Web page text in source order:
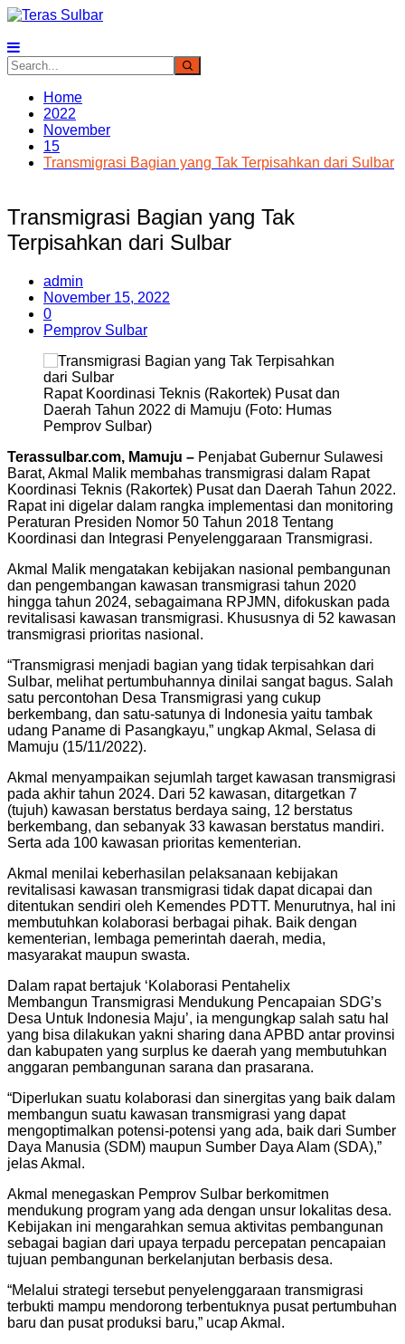
Skip
content
Home
2022
November
15
Transmigrasi Bagian yang Tak Terpisahkan dari Sulbar
Transmigrasi Bagian yang Tak
Terpisahkan dari Sulbar
admin
November 15, 2022
0
Pemprov Sulbar
Rapat Koordinasi Teknis (Rakortek) Pusat dan
Daerah Tahun 2022 di Mamuju (Foto: Humas
Pemprov Sulbar)
Terassulbar.com, Mamuju – Penjabat Gubernur Sulawesi
Barat, Akmal Malik membahas transmigrasi dalam Rapat
Koordinasi Teknis (Rakortek) Pusat dan Daerah Tahun 2022.
Rapat ini digelar dalam rangka implementasi dan monitoring
Peraturan Presiden Nomor 50 Tahun 2018 Tentang
Koordinasi dan Integrasi Penyelenggaraan Transmigrasi.
Akmal Malik mengatakan kebijakan nasional pembangunan
dan pengembangan kawasan transmigrasi tahun 2020
hingga tahun 2024, sebagaimana RPJMN, difokuskan pada
revitalisasi kawasan transmigrasi. Khususnya di 52 kawasan
transmigrasi prioritas nasional.
“Transmigrasi menjadi bagian yang tidak terpisahkan dari
Sulbar, melihat pertumbuhannya dinilai sangat bagus. Salah
satu percontohan Desa Transmigrasi yang cukup
berkembang, dan satu-satunya di Indonesia yaitu tambak
udang Paname di Pasangkayu,” ungkap Akmal, Selasa di
Mamuju (15/11/2022).
Akmal menyampaikan sejumlah target kawasan transmigrasi
pada akhir tahun 2024. Dari 52 kawasan, ditargetkan 7
(tujuh) kawasan berstatus berdaya saing, 12 berstatus
berkembang, dan sebanyak 33 kawasan berstatus mandiri.
Serta ada 100 kawasan prioritas kementerian.
Akmal menilai keberhasilan pelaksanaan kebijakan
revitalisasi kawasan transmigrasi tidak dapat dicapai dan
ditentukan sendiri oleh Kemendes PDTT. Menurutnya, hal ini
membutuhkan kolaborasi berbagai pihak. Baik dengan
kementerian, lembaga pemerintah daerah, media,
masyarakat maupun swasta.
Dalam rapat bertajuk ‘Kolaborasi Pentahelix
Membangun Transmigrasi Mendukung Pencapaian SDG’s
Desa Untuk Indonesia Maju’, ia mengungkap salah satu hal
yang bisa dilakukan yakni sharing dana APBD antar provinsi
dan kabupaten yang surplus ke daerah yang membutuhkan
anggaran pembangunan sarana dan prasarana.
“Diperlukan suatu kolaborasi dan sinergitas yang baik dalam
membangun suatu kawasan transmigrasi yang dapat
mengoptimalkan potensi-potensi yang ada, baik dari Sumber
Daya Manusia (SDM) maupun Sumber Daya Alam (SDA),”
jelas Akmal.
Akmal menegaskan Pemprov Sulbar berkomitmen
mendukung program yang ada dengan unsur lokalitas desa.
Kebijakan ini mengarahkan semua aktivitas pembangunan
sebagai bagian dari upaya terpadu percepatan pencapaian
tujuan pembangunan berkelanjutan berbasis desa.
“Melalui strategi tersebut penyelenggaraan transmigrasi
terbukti mampu mendorong terbentuknya pusat pertumbuhan
baru dan pusat produksi baru,” ucap Akmal.